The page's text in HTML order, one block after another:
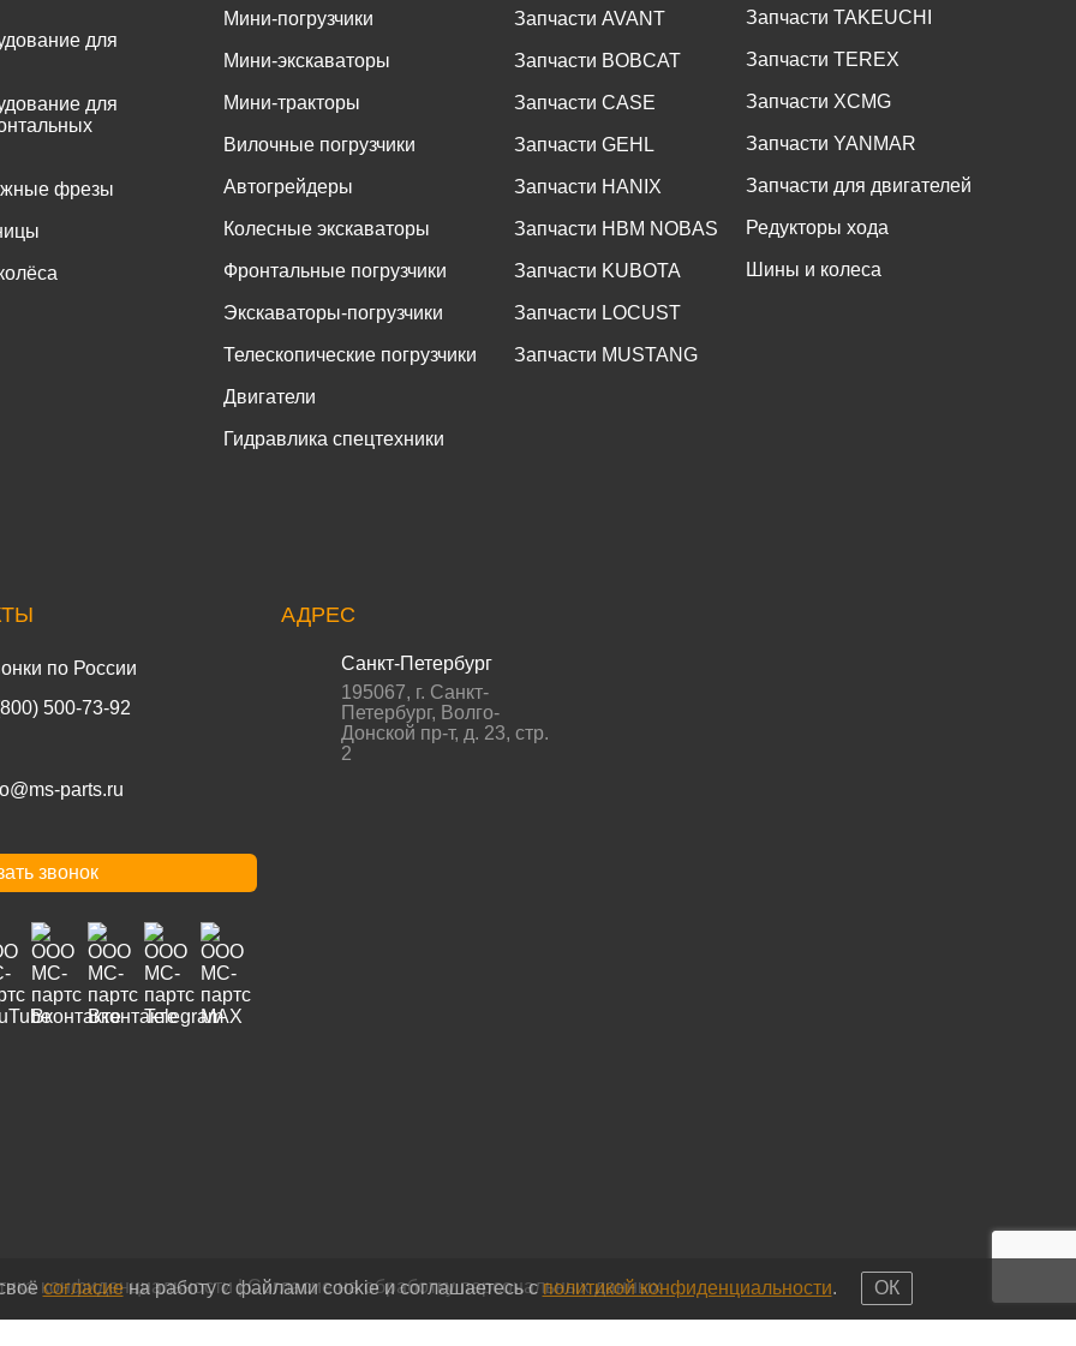
для
для
фрезы
Мини-погрузчики
Мини-экскаваторы
Мини-тракторы
Вилочные погрузчики
Автогрейдеры
Колесные экскаваторы
Фронтальные погрузчики
Экскаваторы-погрузчики
Телескопические погрузчики
Двигатели
Гидравлика спецтехники
Запчасти AVANT
Запчасти BOBCAT
Запчасти CASE
Запчасти GEHL
Запчасти HANIX
Запчасти HBM NOBAS
Запчасти KUBOTA
Запчасти LOCUST
Запчасти MUSTANG
Запчасти TAKEUCHI
Запчасти TEREX
Запчасти XCMG
Запчасти YANMAR
Запчасти для двигателей
Редукторы хода
Шины и колеса
по России
500-73-92
parts.ru
звонок
АДРЕС
Санкт-Петербург
195067, г. Санкт-
Петербург, Волго-
Донской пр-т, д. 23, стр.
2
конфиденциальности|Согласие на обработку персональных данных
согласиена работу с файлами cookie и соглашаетесь сполитикой конфиденциальности. ОК